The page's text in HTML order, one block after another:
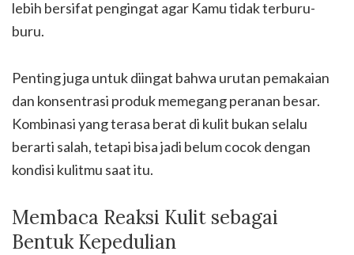
lebih bersifat pengingat agar Kamu tidak terburu-
buru.
Penting juga untuk diingat bahwa urutan pemakaian
dan konsentrasi produk memegang peranan besar.
Kombinasi yang terasa berat di kulit bukan selalu
berarti salah, tetapi bisa jadi belum cocok dengan
kondisi kulitmu saat itu.
Membaca Reaksi Kulit sebagai
Bentuk Kepedulian